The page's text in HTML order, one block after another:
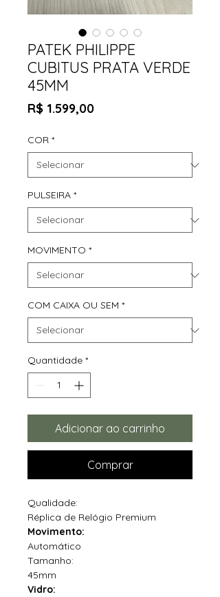
PATEK PHILIPPE
CUBITUS PRATA VERDE
45MM
R$ 1.599,00Preço
COR *
PULSEIRA *
MOVIMENTO *
COM CAIXA OU SEM *
Quantidade *
Adicionar ao carrinho
Comprar
Qualidade:
Réplica de Relógio Premium
Movimento:
Automático
Tamanho:
45mm
Vidro: